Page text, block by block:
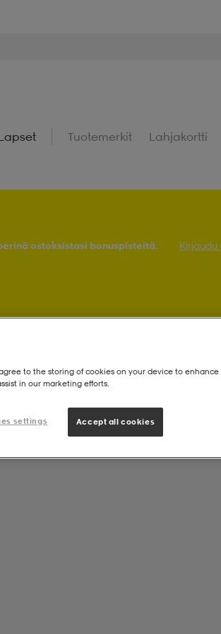
Tuotemerkit Lahjakortti
ostoksistasi bonuspisteitä. Kirjaudu
to the storing of cookies on your device to enhance
in our marketing efforts.
settings Accept all cookies